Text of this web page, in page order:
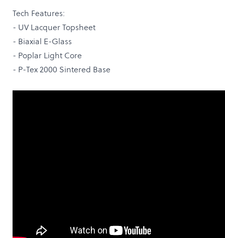
Tech Features:
- UV Lacquer Topsheet
- Biaxial E-Glass
- Poplar Light Core
- P-Tex 2000 Sintered Base